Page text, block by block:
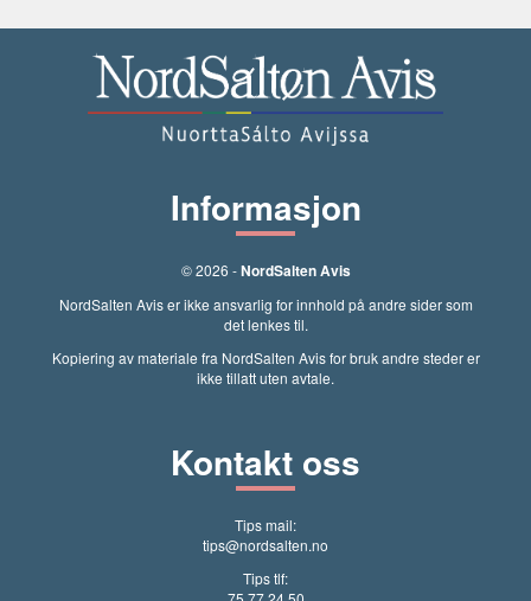
Informasjon
© 2026 -NordSalten Avis
NordSalten Avis er ikke ansvarlig for innhold på andre sider som
det lenkes til.
Kopiering av materiale fra NordSalten Avis for bruk andre steder er
ikke tillatt uten avtale.
Kontakt oss
Tips mail:
tips@nordsalten.no
Tips tlf: